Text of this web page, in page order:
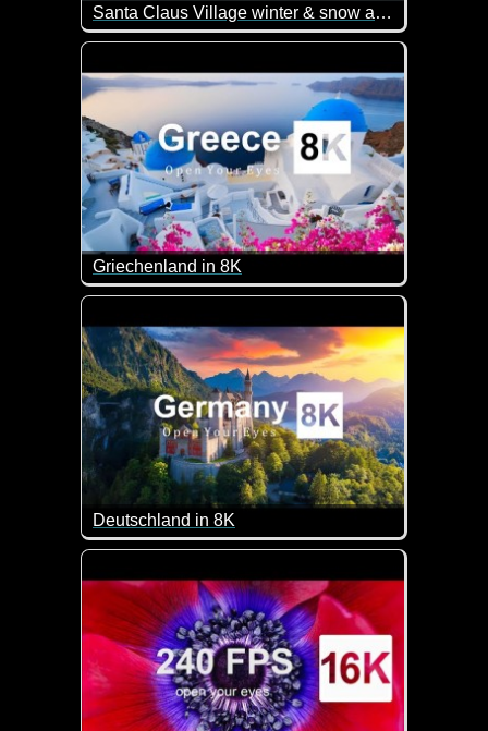
Santa Claus Village winter & snow arrive
Das Weihnachtsmann-Dorf in Rovaniemi - Winter
Griechenland in 8K
Traumhafte Eindrücke von Griechenland.
Deutschland in 8K
Tolle Aufnahmen vieler Sehenswürdigkeiten in